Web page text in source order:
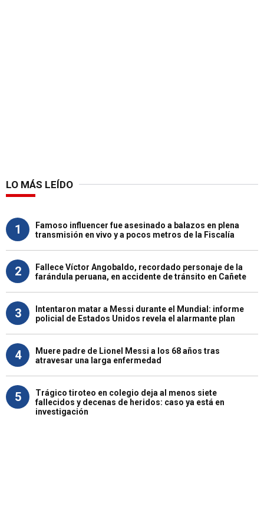
LO MÁS LEÍDO
1
Famoso influencer fue asesinado a balazos en plena
transmisión en vivo y a pocos metros de la Fiscalía
2
Fallece Víctor Angobaldo, recordado personaje de la
farándula peruana, en accidente de tránsito en Cañete
3
Intentaron matar a Messi durante el Mundial: informe
policial de Estados Unidos revela el alarmante plan
4
Muere padre de Lionel Messi a los 68 años tras
atravesar una larga enfermedad
5
Trágico tiroteo en colegio deja al menos siete
fallecidos y decenas de heridos: caso ya está en
investigación